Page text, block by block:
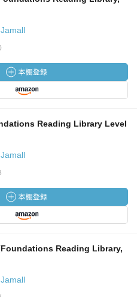
Reading Library Level
Reading Library,